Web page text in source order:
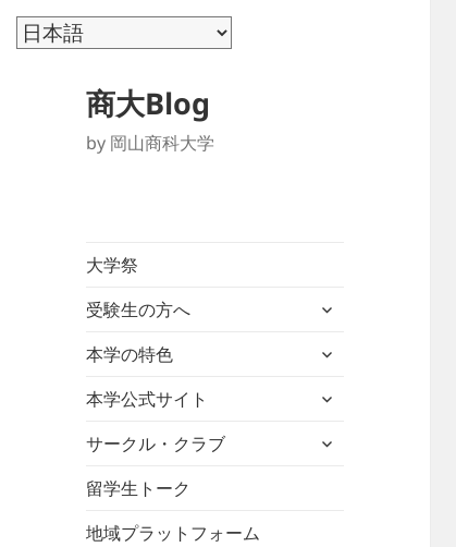
商大Blog
by 岡山商科大学
大学祭
受験生の方へ
サ
メ
ュ
を
本学の特色
サ
メ
ュ
本学公式サイト
サ
メ
サークル・クラブ
サ
留学生トーク
地域プラットフォーム